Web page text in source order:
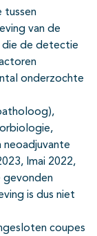
tussen
van de
die de detectie
onderzochte
neoadjuvante
Imai 2022,
gevonden
is dus niet
coupes